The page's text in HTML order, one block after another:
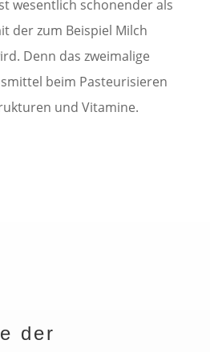
wesentlich schonender als
der zum Beispiel Milch
Denn das zweimalige
beim Pasteurisieren
und Vitamine.
der